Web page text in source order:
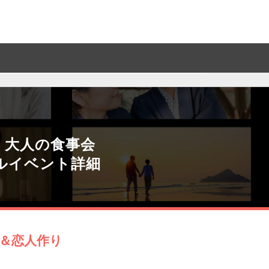
人の食事会
イベント詳細
恋人作り